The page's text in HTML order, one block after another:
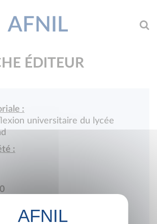
AFNIL
ÉDITEUR
:
universitaire du lycée
: